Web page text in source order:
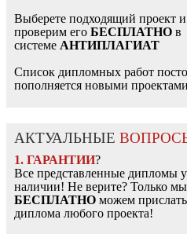
Выберете подходящий проект
проверим его БЕСПЛАТНО в
системе АНТИПЛАГИАТ
Список дипломных работ
пополняется новыми проектами
АКТУАЛЬНЫЕ
1. ГАРАНТИИ?
Все представленные дипломы
наличии! Не верите? Только мы
БЕСПЛАТНО можем прислать
диплома любого проекта!